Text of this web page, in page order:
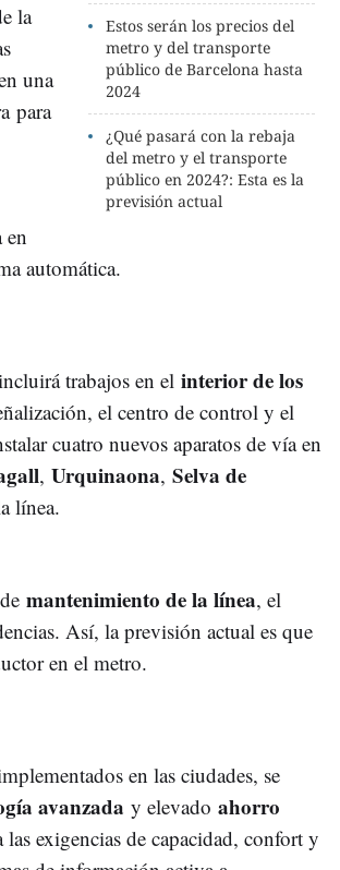
Estos serán los precios del
metro y del transporte
público de Barcelona hasta
2024
¿Qué pasará con la rebaja
del metro y el transporte
público en 2024?: Esta es la
previsión actual
la
una
para
automática.
trabajos en el interior de los
el centro de control y el
cuatro nuevos aparatos de vía en
, Urquinaona, Selva de
línea.
mantenimiento de la línea, el
Así, la previsión actual es que
en el metro.
en las ciudades, se
avanzada y elevado ahorro
exigencias de capacidad, confort y